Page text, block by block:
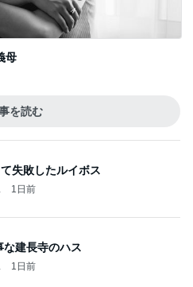
母
を読む
失敗したルイボス
1日前
建長寺のハス
1日前